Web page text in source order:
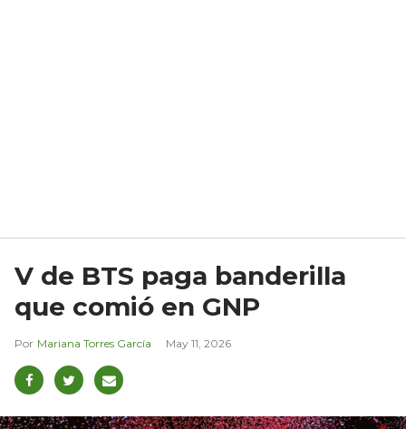
V de BTS paga banderilla
que comió en GNP
Mariana Torres García May 11, 2026